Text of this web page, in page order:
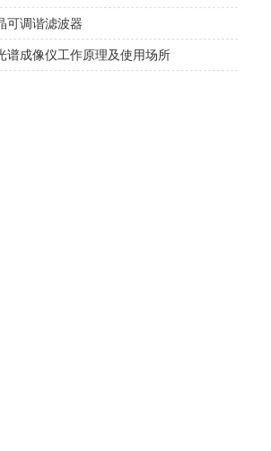
可调谐滤波器
谱成像仪工作原理及使用场所